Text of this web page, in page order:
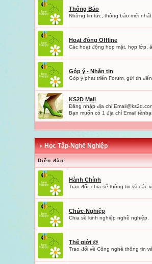
Thông Báo
Những tin tức, thông báo mới
Hoạt động Offline
Các hoạt động họp mặt, họp lớp,
Góp ý - Nhắn tin
Góp ý phát triển Forum, gửi tin
KS2D Mail
Đăng nhập địa chỉ
Bạn muốn có 1 địa chỉ Email tênbạ
Học Tập-Nghề Nghiệp
Diễn đàn
Hành Chính
Trao đổi, chia sẽ thông tin và các
Chức-Nghiệp
Chia sẽ kinh nghiệp nghề nghiệp.
Thế giới @
Trao đổi về Công nghê thông tin